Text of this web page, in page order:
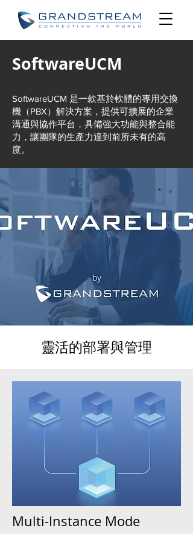
SoftwareUCM
SoftwareUCM 是一款基於軟體的專用交換
機（PBX）解決方案，提供可擴展的企業
溝通與協作平台，具備強大功能與整合能
力，讓團隊的生產力達到前所未有的高
度。
靈活的部署與管理
Multi-Instance Mode